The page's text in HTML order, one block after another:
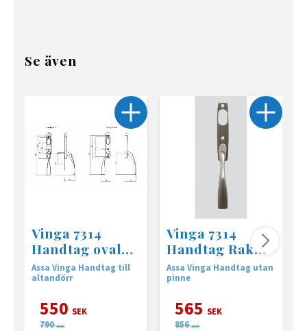
Se även
Vinga 7314
Handtag oval
mattkrom
Assa Vinga Handtag till
altandörr
550 SEK
790 SEK
Vinga 7314
Handtag Rak
(utan pinne)
Assa Vinga Handtag utan
pinne
565 SEK
856 SEK